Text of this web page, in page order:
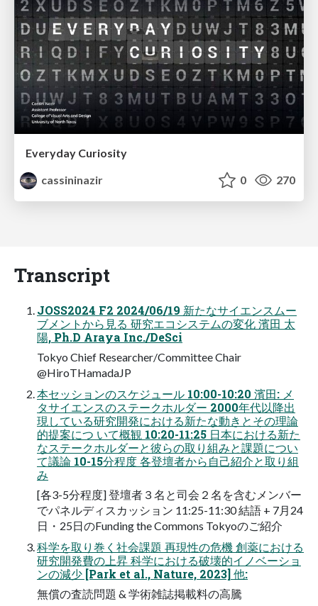
Everyday Curiosity
cassininazir
0 270
Transcript
JOSS2024 F2 2024/06/19 新たなサイエンスムー
ブメントから見る 研究エコシステムの変化 濱田 太
陽, Ph.D Araya Inc./DeSci
Tokyo Chief Researcher/Committee Chair
@HiroTHamadaJP
本セッションのスケジュール 10:00-10:20 濱田: メ
タサイエンスのステークホルダー 2000年代以降出
現している研究開発における新たな動きとその理論
的提案につ いて概観 10:20-11:25 日本における新た
なステークホルダーと彼らの取り組みと課題につい
て議論 10-15分程度 各登壇者から自己紹介と取り組
み
[各3-5分程度] 登壇者３名と司会２名を含むメンバー
でパネルディスカッション 11:25-11:30 結語 + 7月24
日・25日のFunding the Commons Tokyoのご紹介
科学を取り巻く社会課題 再現性の危機 創薬における
研究開発費の上昇 科学における破壊的イノベーショ
ンの減少 [Park et al., Nature, 2023] 他:
無償の査読問題 & 学術雑誌掲載料の高騰